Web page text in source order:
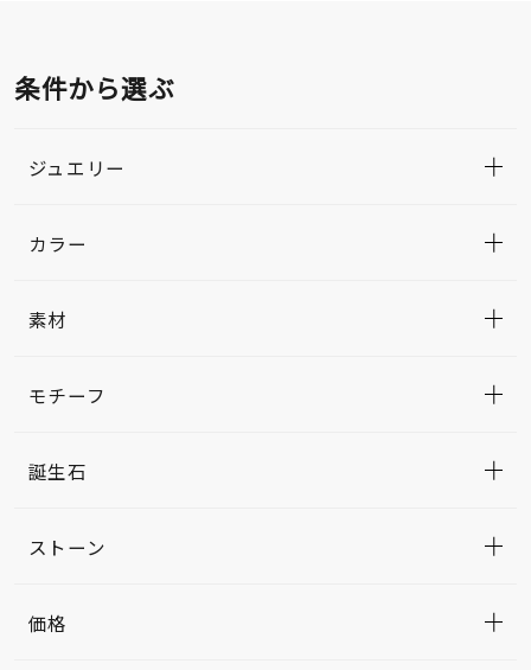
条件から選ぶ
ジュエリー
カラー
素材
モチーフ
誕生石
ストーン
価格